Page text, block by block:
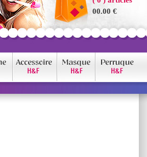
00.00 €